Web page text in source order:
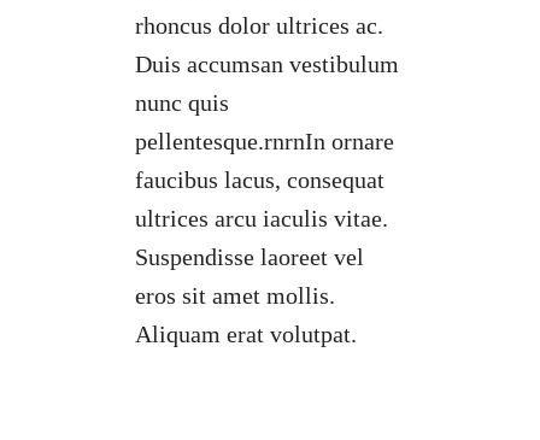
rhoncus dolor ultrices ac.
Duis accumsan vestibulum
nunc quis
pellentesque.rnrnIn ornare
faucibus lacus, consequat
ultrices arcu iaculis vitae.
Suspendisse laoreet vel
eros sit amet mollis.
Aliquam erat volutpat.